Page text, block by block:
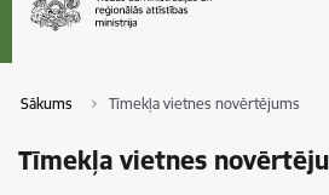
Sākums Tīmekļa vietnes novērtējums
Tīmekļa vietnes